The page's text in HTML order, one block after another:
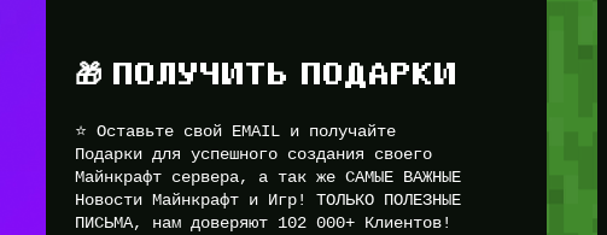
🎁 ПОЛУЧИТЬ ПОДАРКИ
⭐ Оставьте свой EMAIL и получайте
Подарки для успешного создания своего
Майнкрафт сервера, а так же САМЫЕ ВАЖНЫЕ
Новости Майнкрафт и Игр! ТОЛЬКО ПОЛЕЗНЫЕ
ПИСЬМА, нам доверяют 102 000+ Клиентов!